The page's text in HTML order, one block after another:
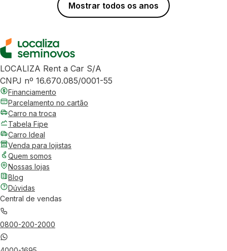
Mostrar todos os anos
LOCALIZA Rent a Car S/A
CNPJ nº 16.670.085/0001-55
Financiamento
Parcelamento no cartão
Carro na troca
Tabela Fipe
Carro Ideal
Venda para lojistas
Quem somos
Nossas lojas
Blog
Dúvidas
Central de vendas
0800-200-2000